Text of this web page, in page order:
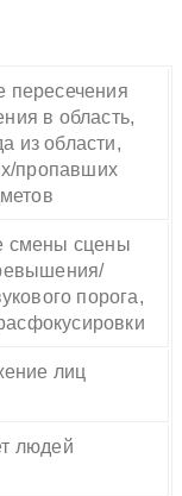
пересечения
в область,
из области,
пропавших
смены сцены
порога,
лиц
людей